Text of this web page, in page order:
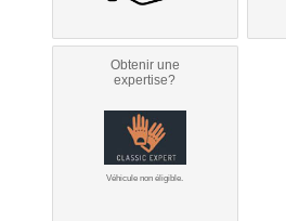
Obtenir une
expertise?
Véhicule non éligible.